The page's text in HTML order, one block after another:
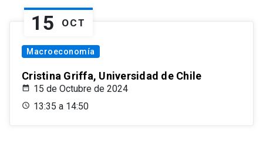
15 OCT
Macroeconomía
Cristina Griffa, Universidad de Chile
15 de Octubre de 2024
13:35 a 14:50